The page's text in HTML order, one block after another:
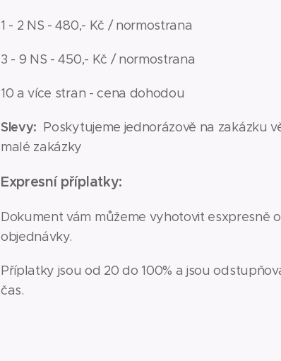
1 - 2 NS - 480,- Kč / normostrana
3 - 9 NS - 450,- Kč / normostrana
10 a více stran - cena dohodou
Slevy: Poskytujeme jednorázově na zakázku
malé zakázky
Expresní příplatky:
Dokument vám můžeme vyhotovit esxpresně
objednávky.
Příplatky jsou od 20 do 100% a jsou
čas.